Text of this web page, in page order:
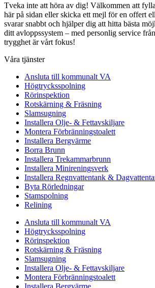
Tveka inte att höra av dig! Välkommen att
här på sidan eller skicka ett mejl för en offert
svarar snabbt och hjälper dig att hitta bästa
ditt avloppssystem – med personlig service
trygghet är vårt fokus!
Våra tjänster
Ansluta till kommunalt VA
Högtrycksspolning
Rörinspektion
Rotskärning & Fräsning
Slamsugning
Installera Olje- & Fettavskiljare
Montera Förbränningstoalett
Installera Bergvärme
Borra Brunn
Installera Trekammarbrunn
Installera Minireningsverk
Installera Regnvattentank &
Byta Rörledningar
Stamspolning
Relining
Ansluta till kommunalt VA
Högtrycksspolning
Rörinspektion
Rotskärning & Fräsning
Slamsugning
Installera Olje- & Fettavskiljare
Montera Förbränningstoalett
Installera Bergvärme